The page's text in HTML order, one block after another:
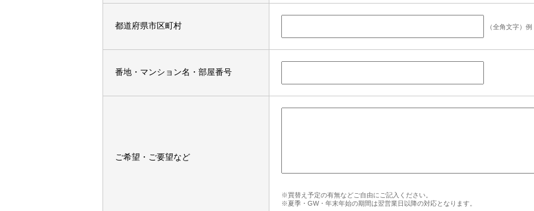
都道府県市区町村 （全角文字）
番地・マンション名・部屋番号
ご希望・ご要望など
※買替え予定の有無などご自由にご記入ください。
※夏季・GW・年末年始の期間は翌営業日以降の対応となります。